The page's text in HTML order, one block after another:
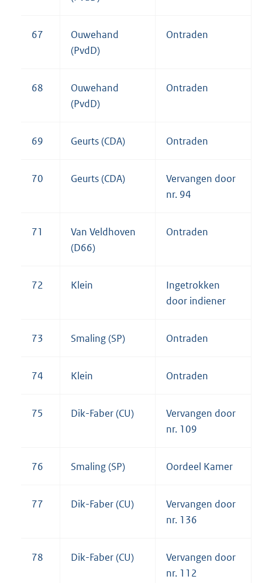
67
Ouwehand
(PvdD)
Ontraden
68
Ouwehand
(PvdD)
Ontraden
69 Geurts (CDA) Ontraden
70 Geurts (CDA)
Vervangen door
nr. 94
71
Van Veldhoven
(D66)
Ontraden
72 Klein
Ingetrokken
door indiener
73 Smaling (SP) Ontraden
74 Klein Ontraden
75 Dik-Faber (CU)
Vervangen door
nr. 109
76 Smaling (SP) Oordeel Kamer
77 Dik-Faber (CU)
Vervangen door
nr. 136
78 Dik-Faber (CU)
Vervangen door
nr. 112